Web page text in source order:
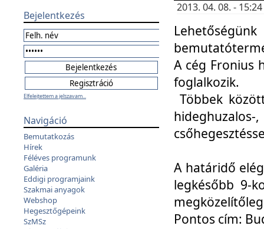
Bejelentkezés
Elfelejtettem a jelszavam...
Navigáció
Bemutatkozás
Hírek
Féléves programunk
Galéria
Eddigi programjaink
Szakmai anyagok
Webshop
Hegesztőgépeink
SzMSz
2013. 04. 08. -
A cég Fronius
foglalkozik.
Többek
A határidő
legkésőbb 9-
Pontos cím: